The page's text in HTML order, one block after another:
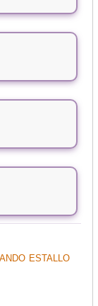
estallo